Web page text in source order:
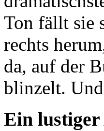
Ton fällt sie
rechts
da, auf der
blinzelt.
Ein lustiger